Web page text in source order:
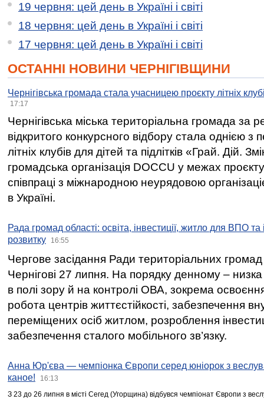
19 червня: цей день в Україні і світі
18 червня: цей день в Україні і світі
17 червня: цей день в Україні і світі
ОСТАННІ НОВИНИ ЧЕРНІГІВЩИНИ
Чернігівська громада стала учасницею проєкту літніх
17:17
Чернігівська міська територіальна громада за
відкритого конкурсного відбору стала однією
літніх клубів для дітей та підлітків «Грай. Дій.
громадська організація DOCCU у межах
співпраці з міжнародною неурядовою
в Україні.
Рада громад області: освіта, інвестиції, житло для ВПО
розвитку
16:55
Чергове засідання Ради територіальних громад
Чернігові 27 липня. На порядку денному –
в полі зору й на контролі ОВА, зокрема освоєння
робота центрів життєстійкості, забезпечення
переміщених осіб житлом, розроблення
забезпечення сталого мобільного зв’язку.
Анна Юр'єва — чемпіонка Європи серед юніорок з
каное!
16:13
З 23 до 26 липня в місті Сегед (Угорщина) відбувся чемпіонат Європи з